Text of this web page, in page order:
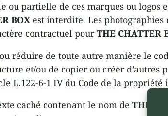
ou partielle de ces marques ou logos
BOX est interdite. Les
contractuel pourTHE CHATTER
réduire de toute autre manière le
et/ou de copier ou créer d’autres
L.122-6-1 IV du Code de la
caché contenant le nom deTHE